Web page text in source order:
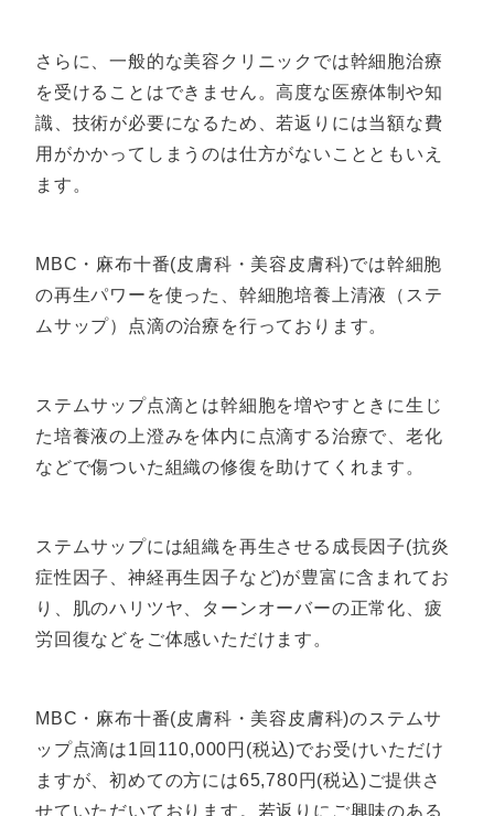
さらに、一般的な美容クリニックでは幹細胞治療
を受けることはできません。高度な医療体制や知
識、技術が必要になるため、若返りには当額な費
用がかかってしまうのは仕方がないことともいえ
ます。
MBC・麻布十番(皮膚科・美容皮膚科)では幹細胞
の再生パワーを使った、幹細胞培養上清液（ステ
ムサップ）点滴の治療を行っております。
ステムサップ点滴とは幹細胞を増やすときに生じ
た培養液の上澄みを体内に点滴する治療で、老化
などで傷ついた組織の修復を助けてくれます。
ステムサップには組織を再生させる成長因子(抗炎
症性因子、神経再生因子など)が豊富に含まれてお
り、肌のハリツヤ、ターンオーバーの正常化、疲
労回復などをご体感いただけます。
MBC・麻布十番(皮膚科・美容皮膚科)のステムサ
ップ点滴は1回110,000円(税込)でお受けいただけ
ますが、初めての方には65,780円(税込)ご提供さ
せていただいております。若返りにご興味のある